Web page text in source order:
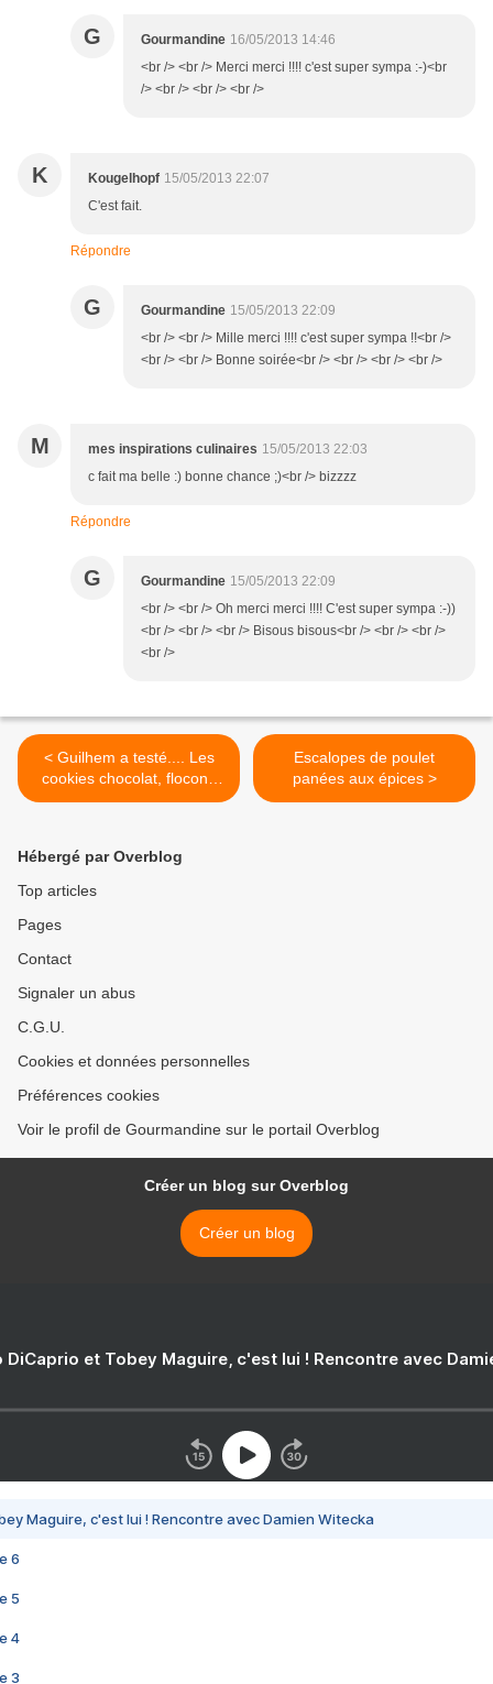
G Gourmandine 16/05/2013 14:46
<br /> <br /> Merci merci !!!! c'est super sympa :-)<br
/> <br /> <br /> <br />
K Kougelhopf 15/05/2013 22:07
C'est fait.
Répondre
G Gourmandine 15/05/2013 22:09
<br /> <br /> Mille merci !!!! c'est super sympa !!<br />
<br /> <br /> Bonne soirée<br /> <br /> <br /> <br />
M mes inspirations culinaires 15/05/2013 22:03
c fait ma belle :) bonne chance ;)<br /> bizzzz
Répondre
G Gourmandine 15/05/2013 22:09
<br /> <br /> Oh merci merci !!!! C'est super sympa :-))
<br /> <br /> <br /> Bisous bisous<br /> <br /> <br />
<br />
< Guilhem a testé.... Les
cookies chocolat, flocons
d'avoine
Escalopes de poulet
panées aux épices >
Hébergé par Overblog
Top articles
Pages
Contact
Signaler un abus
C.G.U.
Cookies et données personnelles
Préférences cookies
Voir le profil de Gourmandine sur le portail Overblog
Créer un blog sur Overblog
Créer un blog
DiCaprio et Tobey Maguire, c'est lui ! Rencontre avec
Maguire, c'est lui ! Rencontre avec Damien Witecka
6
5
4
3